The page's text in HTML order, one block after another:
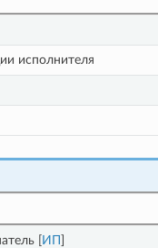
исполнителя
[ ИП